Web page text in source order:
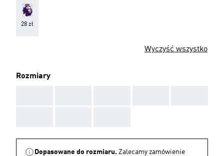
28 zł
Wyczyść wszystko
Rozmiary
Dopasowane do rozmiaru. Zalecamy zamówienie